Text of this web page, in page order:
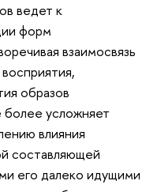
ведет к
форм
взаимосвязь
образов
усложняет
влияния
составляющей
его далеко идущими